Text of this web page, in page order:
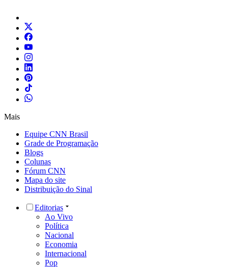
Mais
Equipe CNN Brasil
Grade de Programação
Blogs
Colunas
Fórum CNN
Mapa do site
Distribuição do Sinal
Editorias
Ao Vivo
Política
Nacional
Economia
Internacional
Pop